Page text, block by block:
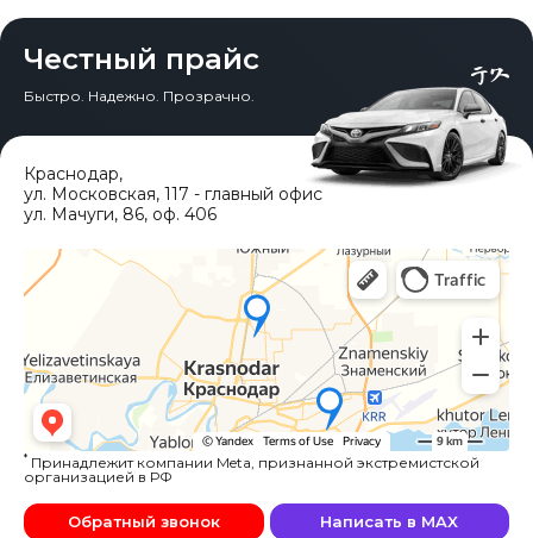
Честный прайс
Быстро. Надежно. Прозрачно.
Краснодар,
ул. Московская, 117 - главный офис
ул. Мачуги, 86, оф. 406
* Принадлежит компании Meta, признанной экстремистской
организацией в РФ
Обратный звонок Написать в MAX